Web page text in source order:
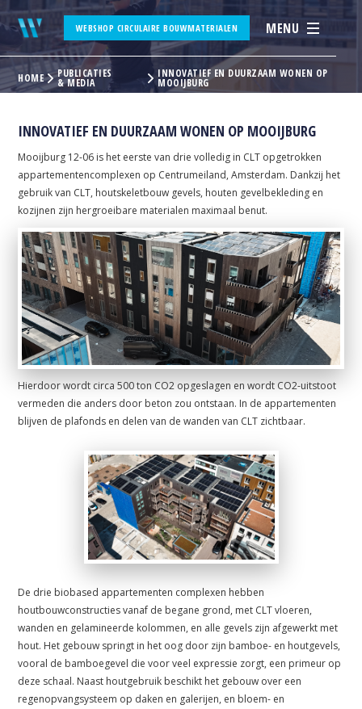
WEBSHOP CIRCULAIRE BOUWMATERIALEN MENU
HOME PUBLICATIES
& MEDIA
INNOVATIEF EN DUURZAAM WONEN OP
MOOIJBURG
INNOVATIEF EN DUURZAAM WONEN OP MOOIJBURG
Mooijburg 12-06 is het eerste van drie volledig in CLT opgetrokken
appartementencomplexen op Centrumeiland, Amsterdam. Dankzij het
gebruik van CLT, houtskeletbouw gevels, houten gevelbekleding en
kozijnen zijn hergroeibare materialen maximaal benut.
Hierdoor wordt circa 500 ton CO2 opgeslagen en wordt CO2-uitstoot
vermeden die anders door beton zou ontstaan. In de appartementen
blijven de plafonds en delen van de wanden van CLT zichtbaar.
De drie biobased appartementen complexen hebben
houtbouwconstructies vanaf de begane grond, met CLT vloeren,
wanden en gelamineerde kolommen, en alle gevels zijn afgewerkt met
hout. Het gebouw springt in het oog door zijn bamboe- en houtgevels,
vooral de bamboegevel die voor veel expressie zorgt, een primeur op
deze schaal. Naast houtgebruik beschikt het gebouw over een
regenopvangsysteem op daken en galerijen, en bloem- en